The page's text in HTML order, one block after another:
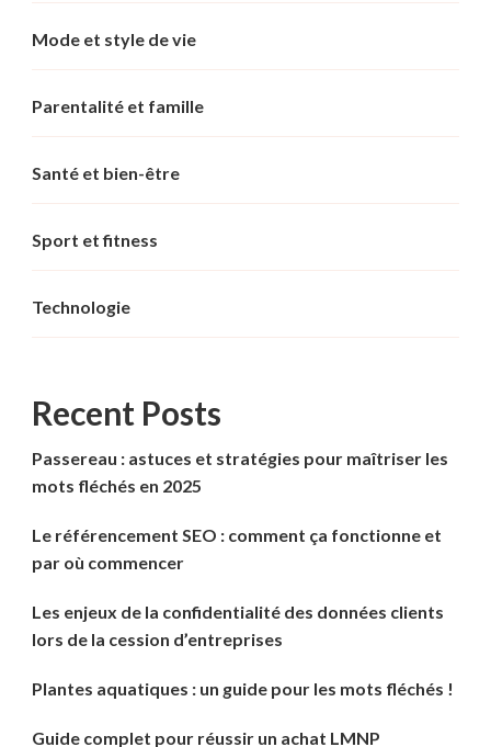
Mode et style de vie
Parentalité et famille
Santé et bien-être
Sport et fitness
Technologie
Recent Posts
Passereau : astuces et stratégies pour maîtriser les
mots fléchés en 2025
Le référencement SEO : comment ça fonctionne et
par où commencer
Les enjeux de la confidentialité des données clients
lors de la cession d’entreprises
Plantes aquatiques : un guide pour les mots fléchés !
Guide complet pour réussir un achat LMNP